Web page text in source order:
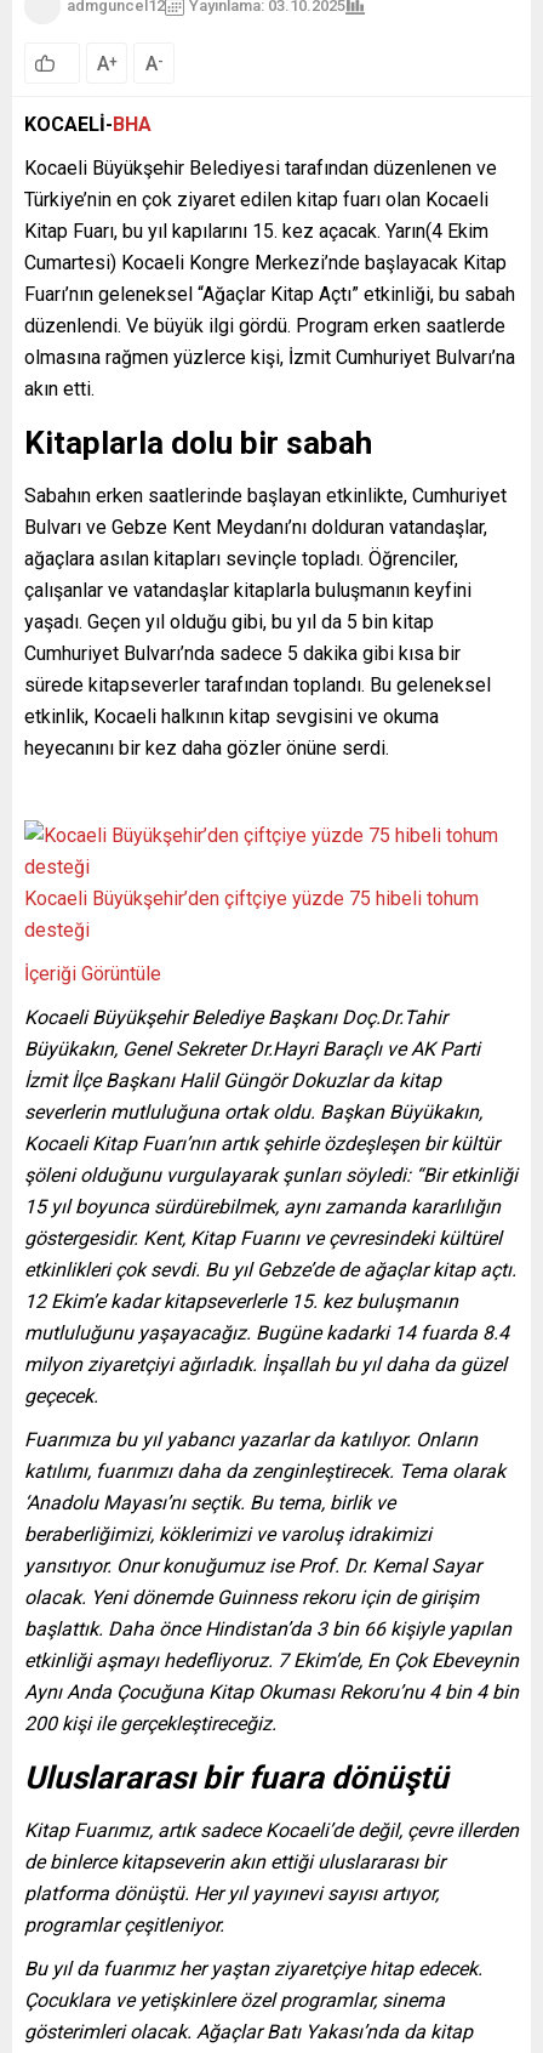
admguncel12 Yayınlama: 03.10.2025
A+ A-
KOCAELİ-BHA
Kocaeli Büyükşehir Belediyesi tarafından düzenlenen ve
Türkiye’nin en çok ziyaret edilen kitap fuarı olan Kocaeli
Kitap Fuarı, bu yıl kapılarını 15. kez açacak. Yarın(4 Ekim
Cumartesi) Kocaeli Kongre Merkezi’nde başlayacak Kitap
Fuarı’nın geleneksel “Ağaçlar Kitap Açtı” etkinliği, bu sabah
düzenlendi. Ve büyük ilgi gördü. Program erken saatlerde
olmasına rağmen yüzlerce kişi, İzmit Cumhuriyet Bulvarı’na
akın etti.
Kitaplarla dolu bir sabah
Sabahın erken saatlerinde başlayan etkinlikte, Cumhuriyet
Bulvarı ve Gebze Kent Meydanı’nı dolduran vatandaşlar,
ağaçlara asılan kitapları sevinçle topladı. Öğrenciler,
çalışanlar ve vatandaşlar kitaplarla buluşmanın keyfini
yaşadı. Geçen yıl olduğu gibi, bu yıl da 5 bin kitap
Cumhuriyet Bulvarı’nda sadece 5 dakika gibi kısa bir
sürede kitapseverler tarafından toplandı. Bu geleneksel
etkinlik, Kocaeli halkının kitap sevgisini ve okuma
heyecanını bir kez daha gözler önüne serdi.
Kocaeli Büyükşehir’den çiftçiye yüzde 75 hibeli tohum
desteği
İçeriği Görüntüle
Kocaeli Büyükşehir Belediye Başkanı Doç.Dr.Tahir
Büyükakın, Genel Sekreter Dr.Hayri Baraçlı ve AK Parti
İzmit İlçe Başkanı Halil Güngör Dokuzlar da kitap
severlerin mutluluğuna ortak oldu. Başkan Büyükakın,
Kocaeli Kitap Fuarı’nın artık şehirle özdeşleşen bir kültür
şöleni olduğunu vurgulayarak şunları söyledi: “Bir etkinliği
15 yıl boyunca sürdürebilmek, aynı zamanda kararlılığın
göstergesidir. Kent, Kitap Fuarını ve çevresindeki kültürel
etkinlikleri çok sevdi. Bu yıl Gebze’de de ağaçlar kitap açtı.
12 Ekim’e kadar kitapseverlerle 15. kez buluşmanın
mutluluğunu yaşayacağız. Bugüne kadarki 14 fuarda 8.4
milyon ziyaretçiyi ağırladık. İnşallah bu yıl daha da güzel
geçecek.
Fuarımıza bu yıl yabancı yazarlar da katılıyor. Onların
katılımı, fuarımızı daha da zenginleştirecek. Tema olarak
‘Anadolu Mayası’nı seçtik. Bu tema, birlik ve
beraberliğimizi, köklerimizi ve varoluş idrakimizi
yansıtıyor. Onur konuğumuz ise Prof. Dr. Kemal Sayar
olacak. Yeni dönemde Guinness rekoru için de girişim
başlattık. Daha önce Hindistan’da 3 bin 66 kişiyle yapılan
etkinliği aşmayı hedefliyoruz. 7 Ekim’de, En Çok Ebeveynin
Aynı Anda Çocuğuna Kitap Okuması Rekoru’nu 4 bin 4 bin
200 kişi ile gerçekleştireceğiz.
Uluslararası bir fuara dönüştü
Kitap Fuarımız, artık sadece Kocaeli’de değil, çevre illerden
de binlerce kitapseverin akın ettiği uluslararası bir
platforma dönüştü. Her yıl yayınevi sayısı artıyor,
programlar çeşitleniyor.
Bu yıl da fuarımız her yaştan ziyaretçiye hitap edecek.
Çocuklara ve yetişkinlere özel programlar, sinema
gösterimleri olacak. Ağaçlar Batı Yakası’nda da kitap